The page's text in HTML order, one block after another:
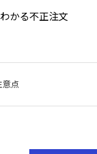
かる不正注文
点